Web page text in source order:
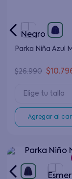
Parka Niña Azul
$26.990 $10.
Elige tu talla
Agregar al